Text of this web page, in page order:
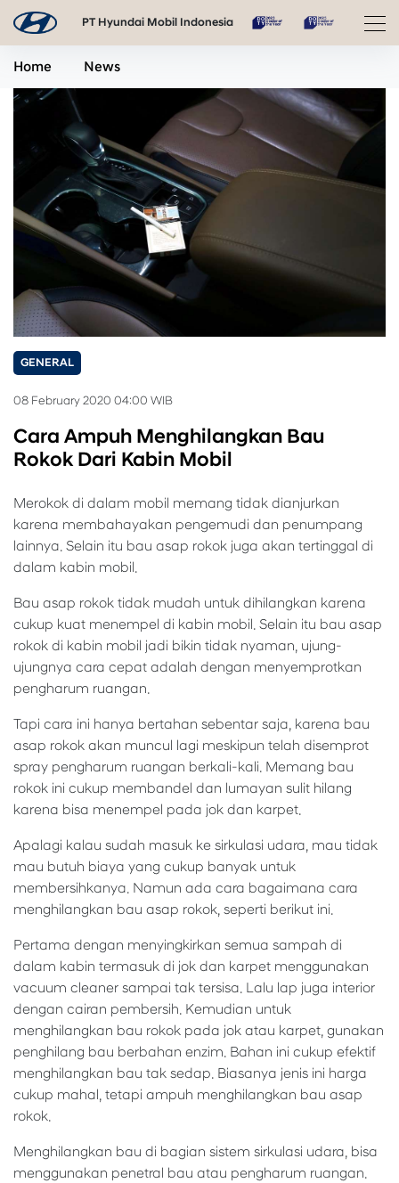
PT Hyundai Mobil Indonesia
Home News
GENERAL
08 February 2020 04:00 WIB
Cara Ampuh Menghilangkan Bau
Rokok Dari Kabin Mobil
Merokok di dalam mobil memang tidak dianjurkan
karena membahayakan pengemudi dan penumpang
lainnya. Selain itu bau asap rokok juga akan tertinggal di
dalam kabin mobil.
Bau asap rokok tidak mudah untuk dihilangkan karena
cukup kuat menempel di kabin mobil. Selain itu bau asap
rokok di kabin mobil jadi bikin tidak nyaman, ujung-
ujungnya cara cepat adalah dengan menyemprotkan
pengharum ruangan.
Tapi cara ini hanya bertahan sebentar saja, karena bau
asap rokok akan muncul lagi meskipun telah disemprot
spray pengharum ruangan berkali-kali. Memang bau
rokok ini cukup membandel dan lumayan sulit hilang
karena bisa menempel pada jok dan karpet.
Apalagi kalau sudah masuk ke sirkulasi udara, mau tidak
mau butuh biaya yang cukup banyak untuk
membersihkanya. Namun ada cara bagaimana cara
menghilangkan bau asap rokok, seperti berikut ini.
Pertama dengan menyingkirkan semua sampah di
dalam kabin termasuk di jok dan karpet menggunakan
vacuum cleaner sampai tak tersisa. Lalu lap juga interior
dengan cairan pembersih. Kemudian untuk
menghilangkan bau rokok pada jok atau karpet, gunakan
penghilang bau berbahan enzim. Bahan ini cukup efektif
menghilangkan bau tak sedap. Biasanya jenis ini harga
cukup mahal, tetapi ampuh menghilangkan bau asap
rokok.
Menghilangkan bau di bagian sistem sirkulasi udara, bisa
menggunakan penetral bau atau pengharum ruangan.